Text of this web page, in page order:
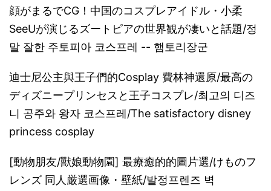
顔がまるでCG！中国のコスプレアイドル・小柔
SeeUが演じるズートピアの世界観が凄いと話題/정
말 잘한 주토피아 코스프레 -- 햄토리장군
迪士尼公主與王子們的Cosplay 費林神還原/最高の
ディズニープリンセスと王子コスプレ/최고의 디즈
니 공주와 왕자 코스프레/The satisfactory disney
princess cosplay
[動物朋友/獸娘動物園] 最療癒的的圖片選/けものフ
レンズ 同人厳選画像・壁紙/발정프렌즈 벽